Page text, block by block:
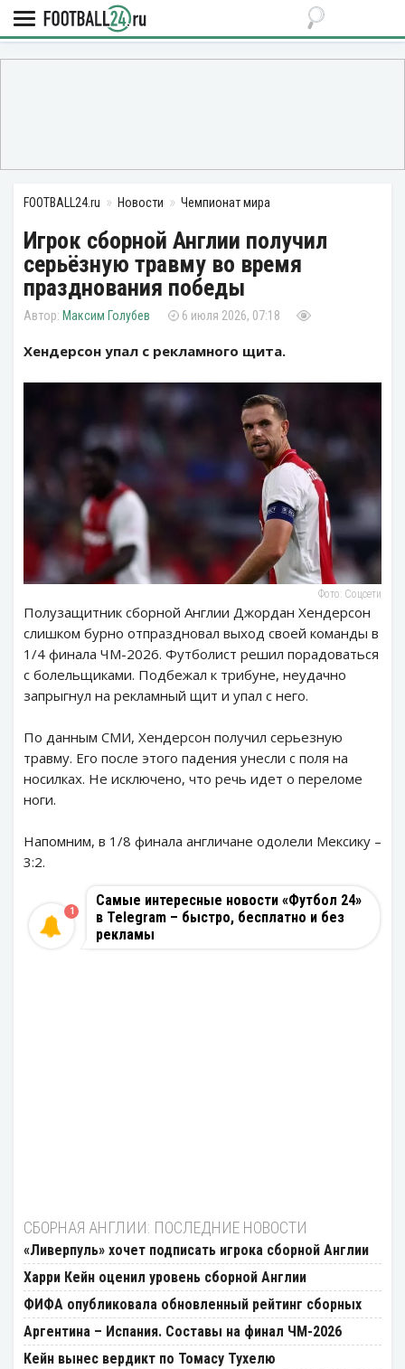
FOOTBALL24.ru Новости Чемпионат мира
Игрок сборной Англии получил
серьёзную травму во время
празднования победы
Максим Голубев 6 июля 2026, 07:18
Хендерсон упал с рекламного щита.
Фото: Соцсети
Полузащитник сборной Англии Джордан Хендерсон
слишком бурно отпраздновал выход своей команды в
1/4 финала ЧМ-2026. Футболист решил порадоваться
с болельщиками. Подбежал к трибуне, неудачно
запрыгнул на рекламный щит и упал с него.
По данным СМИ, Хендерсон получил серьезную
травму. Его после этого падения унесли с поля на
носилках. Не исключено, что речь идет о переломе
ноги.
Напомним, в 1/8 финала англичане одолели Мексику –
3:2.
Самые интересные новости «Футбол 24»
в Telegram – быстро, бесплатно и без
рекламы
1
СБОРНАЯ АНГЛИИ: ПОСЛЕДНИЕ НОВОСТИ
«Ливерпуль» хочет подписать игрока сборной Англии
Харри Кейн оценил уровень сборной Англии
ФИФА опубликовала обновленный рейтинг сборных
Аргентина – Испания. Составы на финал ЧМ-2026
Кейн вынес вердикт по Томасу Тухелю